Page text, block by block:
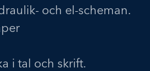
och el-scheman.
i tal och skrift.